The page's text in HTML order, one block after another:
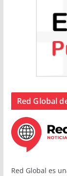
Red Global
Red Global es